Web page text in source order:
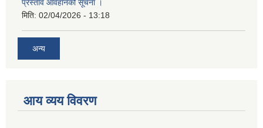
प्रस्ताव आवहानको सूचना ।
मिति: 02/04/2026 - 13:18
अन्य
आय व्यय विवरण